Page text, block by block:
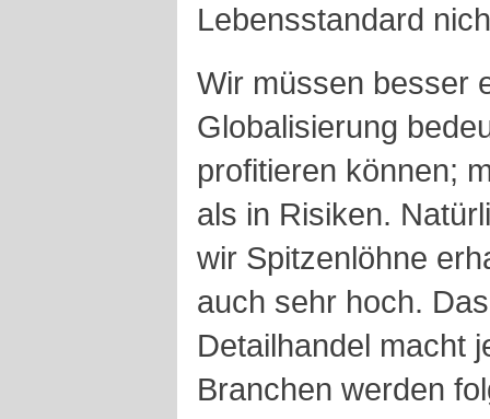
Lebensstandard
Wir müssen besser
Globalisierung
profitieren können;
als in Risiken.
wir Spitzenlöhne
auch sehr hoch.
Detailhandel macht
Branchen werden